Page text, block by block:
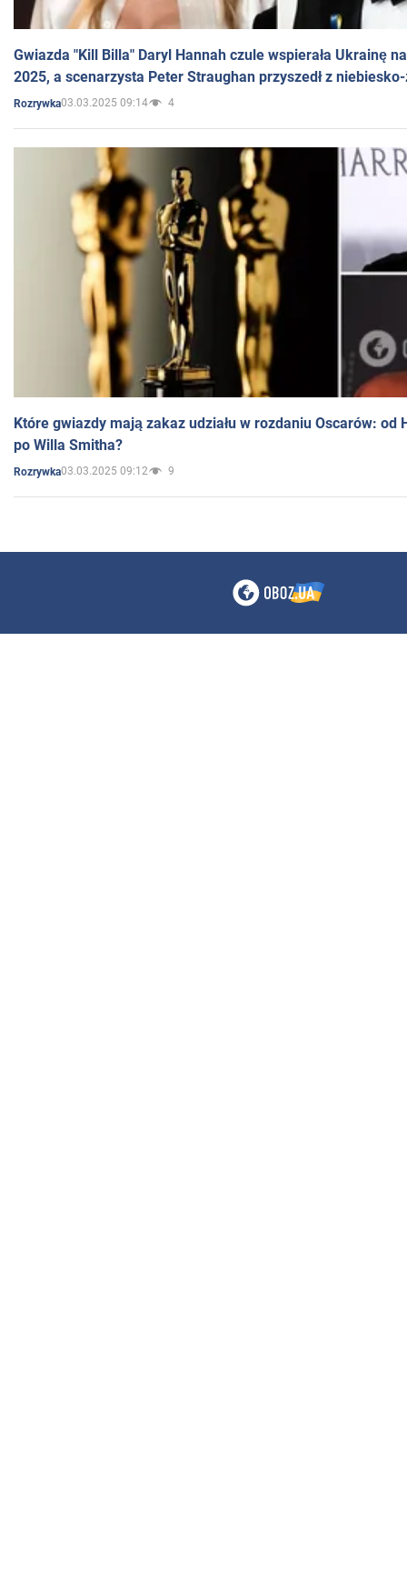
Gwiazda "Kill Billa" Daryl Hannah czule wspierała Ukrainę
2025, a scenarzysta Peter Straughan przyszedł z
Rozrywka03.03.2025 09:14 4
Które gwiazdy mają zakaz udziału w rozdaniu Oscarów: od
po Willa Smitha?
Rozrywka03.03.2025 09:12 9